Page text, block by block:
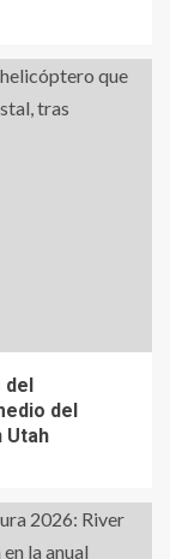
del
Utah